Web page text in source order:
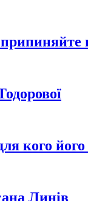
кого його
Линів